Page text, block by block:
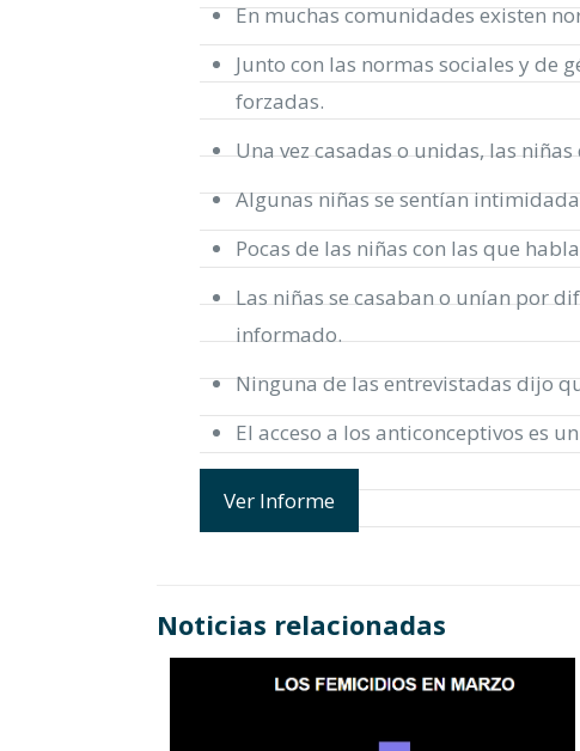
En muchas comunidades existen
Junto con las normas sociales y de
forzadas.
Una vez casadas o unidas, las
Algunas niñas se sentían
Pocas de las niñas con las que
Las niñas se casaban o unían por
informado.
Ninguna de las entrevistadas dijo
El acceso a los anticonceptivos es
Ver Informe
Noticias relacionadas